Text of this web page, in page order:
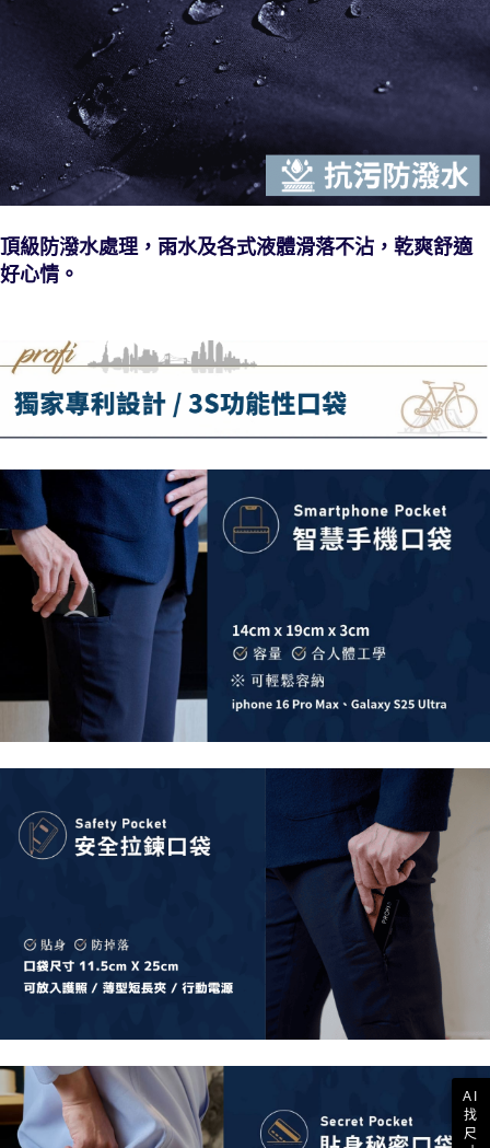
頂級防潑水處理，雨水及各式液體滑落不沾，乾爽舒適
好心情。
AI
找
尺